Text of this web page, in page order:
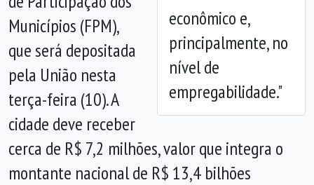
econômico e,
principalmente, no
nível de
empregabilidade."
Municípios (FPM),
que será depositada
pela União nesta
terça-feira (10). A
cidade deve receber
cerca de R$ 7,2 milhões, valor que integra o
montante nacional de R$ 13,4 bilhões